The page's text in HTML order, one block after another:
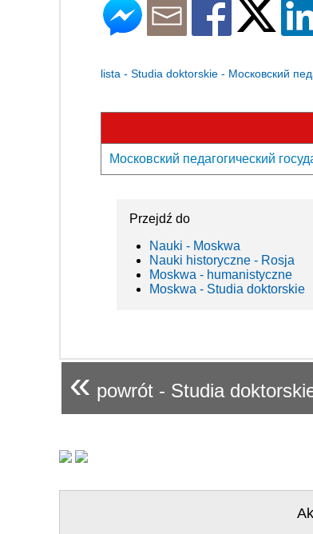
lista - Studia doktorskie - Московский
Московский педагогический
Przejdź do
Nauki - Moskwa
Nauki historyczne - Rosja
Moskwa - humanistyczne
Moskwa - Studia doktorskie
« powrót - Studia